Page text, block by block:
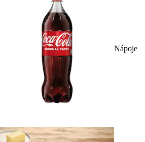
Nápoje